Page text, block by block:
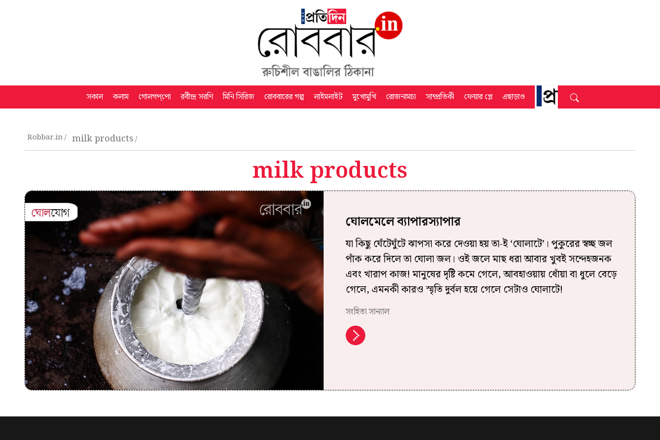
সকাল কলাম গোলগপ্‌পো রবীন্দ্র সরণি মিনি সিরিজ রোববারের গল্প লাইমলাইট মুখোমুখি রোজনামচা সাম্প্রতিকী ফেয়ার প্লে এছাড়াও
Robbar.in milk products
milk products
ঘোলমেলে ব্যাপারস্যাপার
যা কিছু ঘেঁটেঘুঁটে ঝাপসা করে দেওয়া হয় তা-ই ‘ঘোলাটে’। পুকুরের স্বচ্ছ জল
পাঁক করে দিলে তা ঘোলা জল। ওই জলে মাছ ধরা আবার খুবই সন্দেহজনক
এবং খারাপ কাজ! মানুষের দৃষ্টি কমে গেলে, আবহাওয়ায় ধোঁয়া বা ধুলে বেড়ে
গেলে, এমনকী কারও স্মৃতি দুর্বল হয়ে গেলে সেটাও ঘোলাটে!
সংহিতা সান্যাল